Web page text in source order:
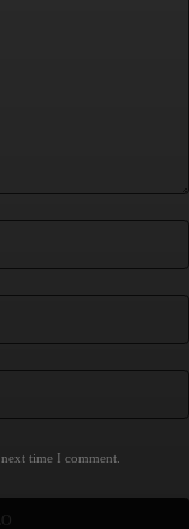
time I comment.